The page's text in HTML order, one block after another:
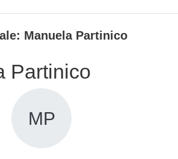
Manuela Partinico
Partinico
MP